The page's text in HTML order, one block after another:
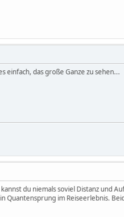
einfach, das große Ganze zu sehen...
du niemals soviel Distanz und
Quantensprung im Reiseerlebnis.